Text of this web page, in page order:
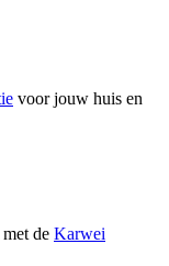
voor jouw huis en
de Karwei